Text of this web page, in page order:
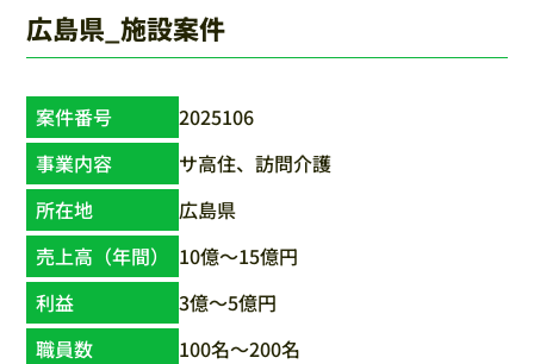
広島県_施設案件
案件番号
2025106
事業内容
サ高住、訪問介護
所在地
広島県
売上高（年間）
10億〜15億円
利益
3億〜5億円
職員数
100名〜200名